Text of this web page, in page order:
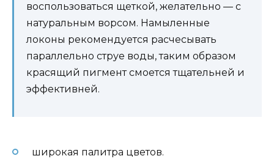
воспользоваться щеткой, желательно — с
натуральным ворсом. Намыленные
локоны рекомендуется расчесывать
параллельно струе воды, таким образом
красящий пигмент смоется тщательней и
эффективней.
широкая палитра цветов.